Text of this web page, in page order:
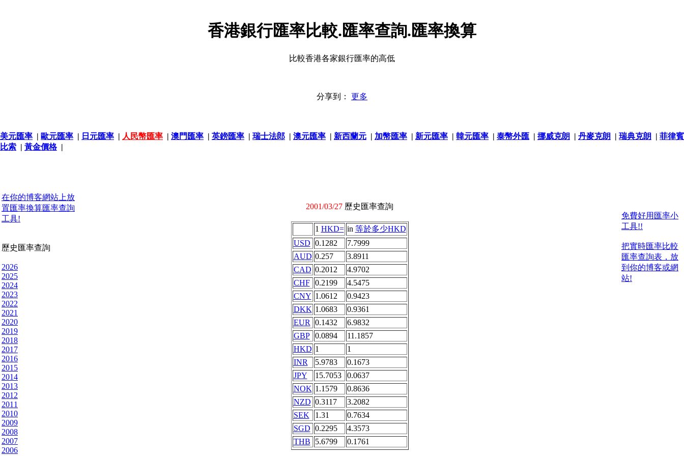
香港銀行匯率比較.匯率查詢.匯率換算
比較香港各家銀行匯率的高低
分享到： 更多
美元匯率 | 歐元匯率 | 日元匯率 | 人民幣匯率 | 澳門匯率 | 英鎊匯率 | 瑞士法郎 | 澳元匯率 | 新西蘭元 | 加幣匯率 | 新元匯率 | 韓元匯率 | 泰幣外匯 | 挪威克朗 | 丹麥克朗 | 瑞典克朗 | 菲律賓
比索 | 黃金價格|
在你的博客網站上放
置匯率換算匯率查詢
工具!
歷史匯率查詢
2026
2025
2024
2023
2022
2021
2020
2019
2018
2017
2016
2015
2014
2013
2012
2011
2010
2009
2008
2007
2006
2001/03/27 歷史匯率查詢
1 HKD= in 等於多少HKD
USD 0.1282
7.7999
AUD 0.257
3.8911
CAD 0.2012
4.9702
CHF
0.2199
4.5475
CNY 1.0612
0.9423
DKK 1.0683
0.9361
EUR 0.1432
6.9832
GBP
0.0894
11.1857
HKD 1
1
INR
5.9783
0.1673
JPY
15.7053
0.0637
NOK 1.1579
0.8636
NZD 0.3117
3.2082
SEK
1.31
0.7634
SGD 0.2295
4.3573
THB
5.6799 0.1761
免費好用匯率小
工具!!
把實時匯率比較
匯率查詢表，放
到你的博客或網
站!